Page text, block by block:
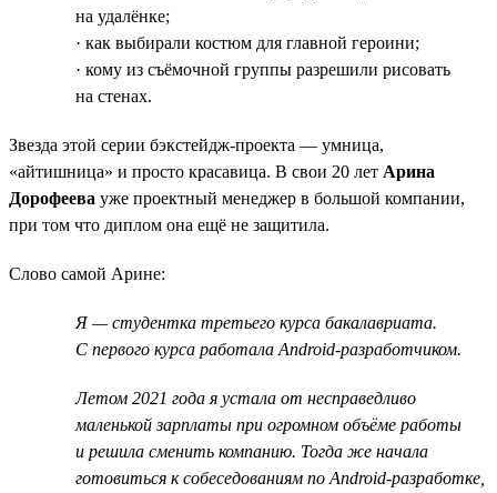
на удалёнке;
· как выбирали костюм для главной героини;
· кому из съёмочной группы разрешили рисовать
на стенах.
Звезда этой серии бэкстейдж-проекта — умница,
«айтишница» и просто красавица. В свои 20 лет Арина
Дорофеева уже проектный менеджер в большой компании,
при том что диплом она ещё не защитила.
Слово самой Арине:
Я — студентка третьего курса бакалавриата.
С первого курса работала Android-разработчиком.
Летом 2021 года я устала от несправедливо
маленькой зарплаты при огромном объёме работы
и решила сменить компанию. Тогда же начала
готовиться к собеседованиям по Android-разработке,